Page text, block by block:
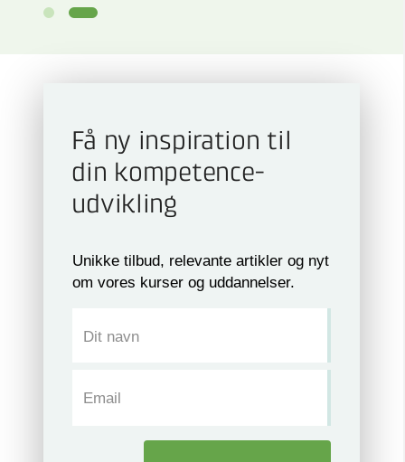
Få ny inspiration til
din kompetence­
udvikling
Unikke tilbud, relevante artikler og nyt
om vores kurser og uddannelser.
Dit navn
Email